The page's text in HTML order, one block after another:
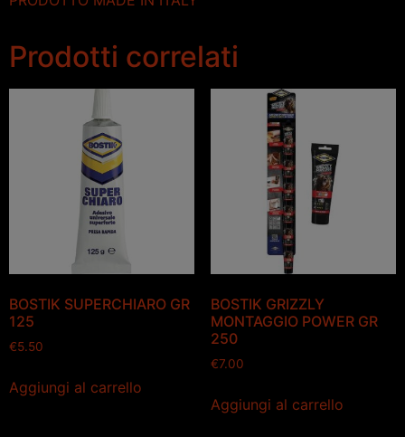
Prodotti correlati
BOSTIK SUPERCHIARO GR
125
€5.50
Aggiungi al carrello
BOSTIK GRIZZLY
MONTAGGIO POWER GR
250
€7.00
Aggiungi al carrello